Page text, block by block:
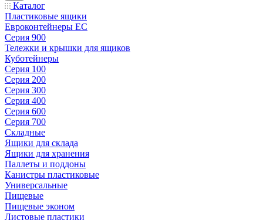
Каталог
Пластиковые ящики
Евроконтейнеры ЕС
Серия 900
Тележки и крышки для ящиков
Куботейнеры
Серия 100
Серия 200
Серия 300
Серия 400
Серия 600
Серия 700
Складные
Ящики для склада
Ящики для хранения
Паллеты и поддоны
Канистры пластиковые
Универсальные
Пищевые
Пищевые эконом
Листовые пластики